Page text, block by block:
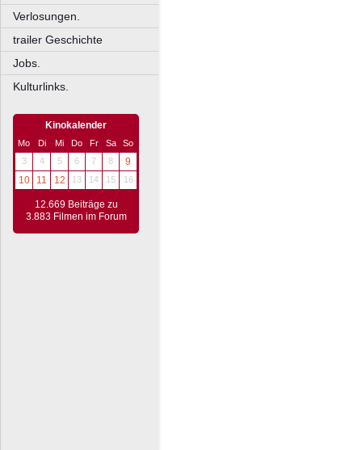
Verlosungen.
trailer Geschichte
Jobs.
Kulturlinks.
Kinokalender
Mo Di Mi Do Fr Sa
So
3
4 5 6 7 8
9
10
11 12 13 14 15 16
12.669 Beiträge zu
3.883 Filmen im Forum